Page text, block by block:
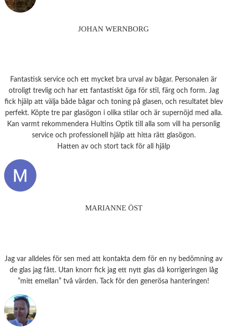
JOHAN WERNBORG
Fantastisk service och ett mycket bra urval av bågar. Personalen är
otroligt trevlig och har ett fantastiskt öga för stil, färg och form. Jag
fick hjälp att välja både bågar och toning på glasen, och resultatet blev
perfekt. Köpte tre par glasögon i olika stilar och är supernöjd med alla.
Kan varmt rekommendera Hultins Optik till alla som vill ha personlig
service och professionell hjälp att hitta rätt glasögon.
Hatten av och stort tack för all hjälp
MARIANNE ÖST
Jag var alldeles för sen med att kontakta dem för en ny bedömning av
de glas jag fått. Utan knorr fick jag ett nytt glas då korrigeringen låg
”mitt emellan” två värden. Tack för den generösa hanteringen!